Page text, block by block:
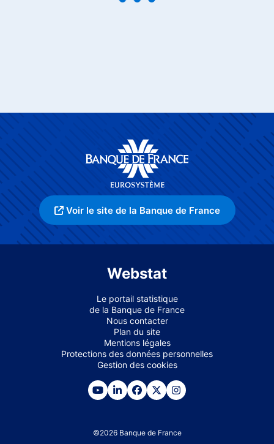
Voir le site de la Banque de France
Webstat
Le portail statistique
de la Banque de France
Nous contacter
Plan du site
Mentions légales
Protections des données personnelles
Gestion des cookies
©2026 Banque de France